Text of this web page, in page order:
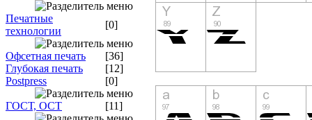
Печатные
технологии
[0]
Офсетная печать
[36]
Глубокая печать
[12]
Postpress
[0]
ГОСТ, ОСТ [11]